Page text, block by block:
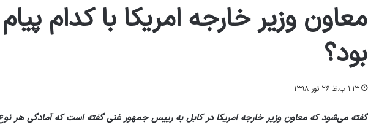
معاون وزیر خارجه امریکا با کدام
بود؟
۱:۱۳ ب.ظ ۲۶ ثور ۱۳۹۸
گفته می‌شود که معاون وزیر خارجه امریکا در کابل به رییس جمهور غنی گفته است که آمادگی هر نوع